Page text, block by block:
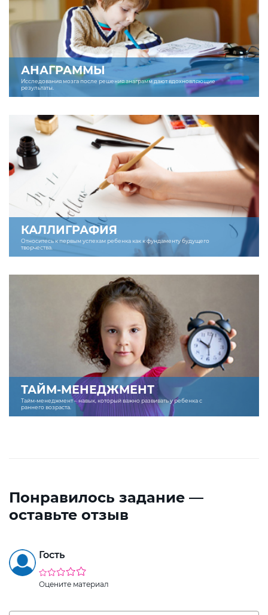
АНАГРАММЫ
Исследования мозга после решения анаграмм дают вдохновляющие
результаты.
КАЛЛИГРАФИЯ
Относитесь к первым успехам ребенка как к фундаменту будущего
творчества.
ТАЙМ-МЕНЕДЖМЕНТ
Тайм-менеджмент – навык, который важно развивать у ребенка с
раннего возраста.
Понравилось задание —
оставьте отзыв
Гость
Оцените материал